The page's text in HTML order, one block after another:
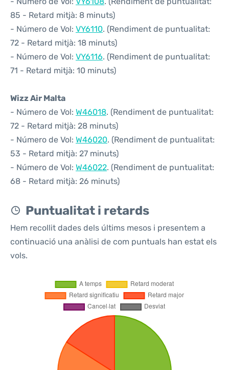
85 - Retard mitjà: 8 minuts)
- Número de Vol: VY6110. (Rendiment de puntualitat:
72 - Retard mitjà: 18 minuts)
- Número de Vol: VY6116. (Rendiment de puntualitat:
71 - Retard mitjà: 10 minuts)
Wizz Air Malta
- Número de Vol: W46018. (Rendiment de puntualitat:
72 - Retard mitjà: 28 minuts)
- Número de Vol: W46020. (Rendiment de puntualitat:
53 - Retard mitjà: 27 minuts)
- Número de Vol: W46022. (Rendiment de puntualitat:
68 - Retard mitjà: 26 minuts)
Puntualitat i retards
Hem recollit dades dels últims mesos i presentem a
continuació una anàlisi de com puntuals han estat els
vols.